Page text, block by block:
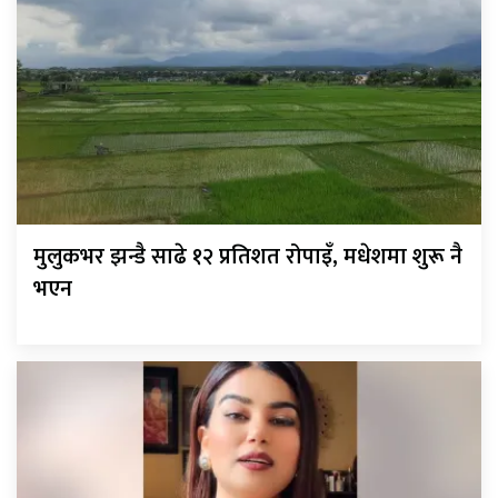
मुलुकभर झन्डै साढे १२ प्रतिशत रोपाइँ, मधेशमा शुरू नै
भएन